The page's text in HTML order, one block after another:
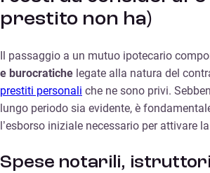
prestito non ha)
Il passaggio a un mutuo ipotecario
e burocratiche legate alla natura del
prestiti personali che ne sono privi.
lungo periodo sia evidente, è
l’esborso iniziale necessario per attivare
Spese notarili,